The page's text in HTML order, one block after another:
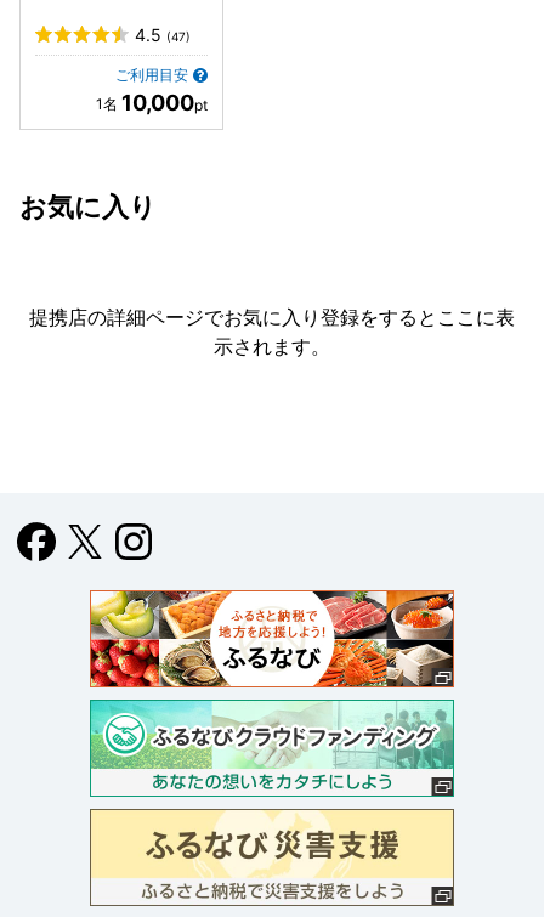
4.5 (47)
ご利用目安
10,000
お気に入り
提携店の詳細ページでお気に入り登録をすると ここに表
示されます。